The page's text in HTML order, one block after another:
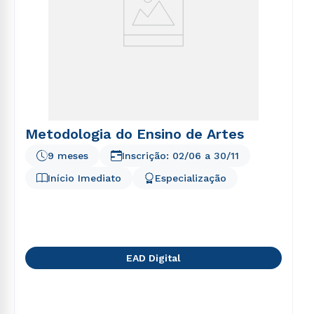
Metodologia do Ensino de Artes
Início Imediato
9 meses
Especialização
Inscrição: 02/06 a 30/11
EAD Digital